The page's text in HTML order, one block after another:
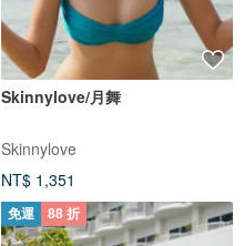
Skinnylove/月舞
Skinnylove
NT$ 1,351
免運 88 折